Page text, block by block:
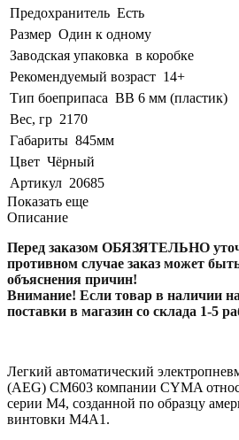
Предохранитель Есть
Размер Один к одному
Заводская упаковка в коробке
Рекомендуемый возраст 14+
Тип боеприпаса BB 6 мм (пластик)
Вес, гр 2170
Габариты 845мм
Цвет Чёрный
Артикул 20685
Показать еще
Описание
Перед заказом ОБЯЗЯТЕЛЬНО
противном случае заказ может
объяснения причин!
Внимание! Если товар в наличии
поставки в магазин со склада 1-5
Легкий автоматический
(AEG) CM603 компании CYMA
серии М4, созданной по образцу
винтовки M4A1.